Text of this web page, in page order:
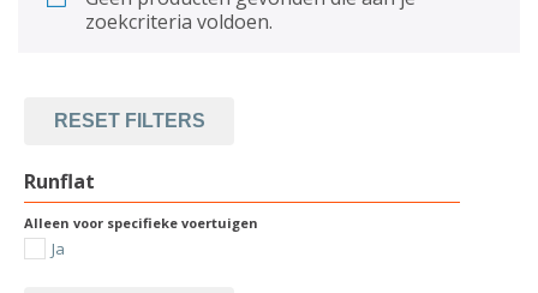
zoekcriteria voldoen.
RESET FILTERS
Runflat
Alleen voor specifieke voertuigen
Ja